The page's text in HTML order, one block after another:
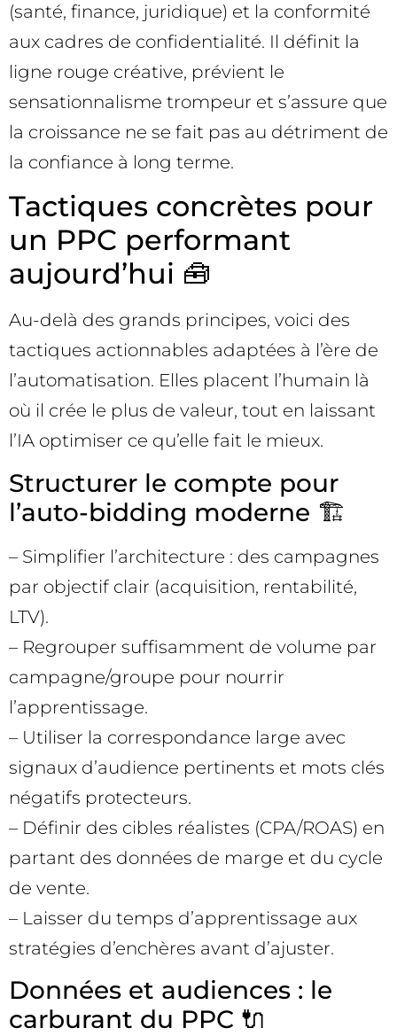
(santé, finance, juridique) et la conformité
aux cadres de confidentialité. Il définit la
ligne rouge créative, prévient le
sensationnalisme trompeur et s’assure que
la croissance ne se fait pas au détriment de
la confiance à long terme.
Tactiques concrètes pour
un PPC performant
aujourd’hui 🧰
Au-delà des grands principes, voici des
tactiques actionnables adaptées à l’ère de
l’automatisation. Elles placent l’humain là
où il crée le plus de valeur, tout en laissant
l’IA optimiser ce qu’elle fait le mieux.
Structurer le compte pour
l’auto-bidding moderne 🏗️
– Simplifier l’architecture : des campagnes
par objectif clair (acquisition, rentabilité,
LTV).
– Regrouper suffisamment de volume par
campagne/groupe pour nourrir
l’apprentissage.
– Utiliser la correspondance large avec
signaux d’audience pertinents et mots clés
négatifs protecteurs.
– Définir des cibles réalistes (CPA/ROAS) en
partant des données de marge et du cycle
de vente.
– Laisser du temps d’apprentissage aux
stratégies d’enchères avant d’ajuster.
Données et audiences : le
carburant du PPC 🔌